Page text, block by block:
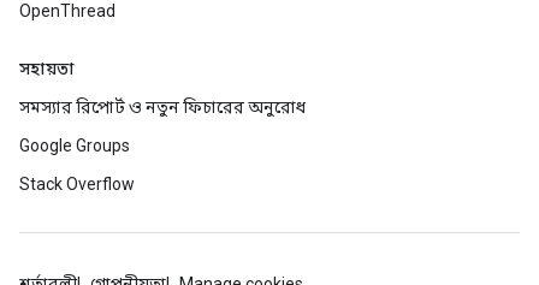
OpenThread
সহায়তা
সমস্যার রিপোর্ট ও নতুন ফিচারের অনুরোধ
Google Groups
Stack Overflow